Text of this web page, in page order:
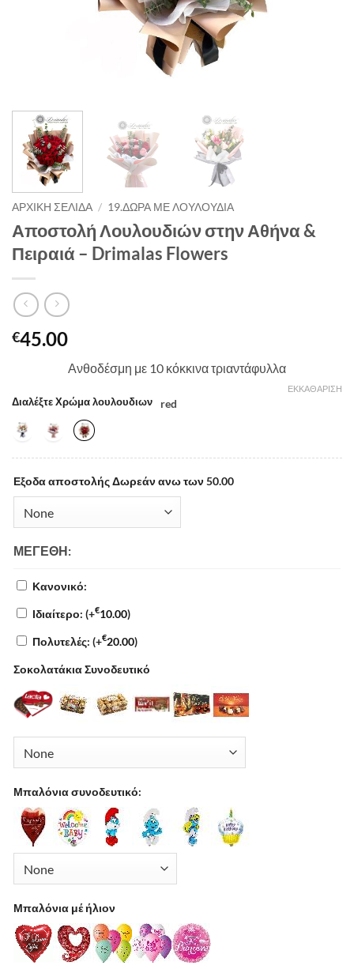
ΑΡΧΙΚΉ ΣΕΛΊΔΑ / 19.ΔΏΡΑ ΜΕ ΛΟΥΛΟΎΔΙΑ
Αποστολή Λουλουδιών στην Αθήνα &
Πειραιά – Drimalas Flowers
€45.00
Ανθοδέσμη με 10 κόκκινα τριαντάφυλλα
Διαλέξτε Χρώμα λουλουδιων red
ΕΚΚΑΘΆΡΙΣΗ
Εξοδα αποστολής Δωρεάν ανω των 50.00
ΜΕΓΈΘΗ:
Κανονικό:
Ιδιαίτερο: (+€10.00)
Πολυτελές: (+€20.00)
Σοκολατάκια Συνοδευτικό
Μπαλόνια συνοδευτικό:
Μπαλόνια μέ ήλιον